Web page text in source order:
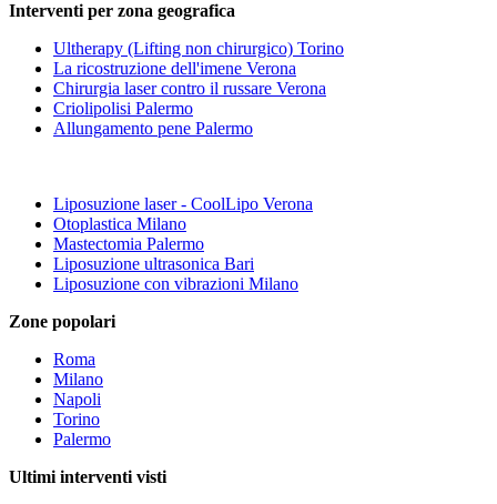
Interventi per zona geografica
Ultherapy (Lifting non chirurgico) Torino
La ricostruzione dell'imene Verona
Chirurgia laser contro il russare Verona
Criolipolisi Palermo
Allungamento pene Palermo
Liposuzione laser - CoolLipo Verona
Otoplastica Milano
Mastectomia Palermo
Liposuzione ultrasonica Bari
Liposuzione con vibrazioni Milano
Zone popolari
Roma
Milano
Napoli
Torino
Palermo
Ultimi interventi visti